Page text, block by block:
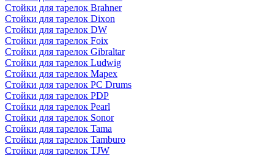
Стойки для тарелок Brahner
Стойки для тарелок Dixon
Стойки для тарелок DW
Стойки для тарелок Foix
Стойки для тарелок Gibraltar
Стойки для тарелок Ludwig
Стойки для тарелок Mapex
Стойки для тарелок PC Drums
Стойки для тарелок PDP
Стойки для тарелок Pearl
Стойки для тарелок Sonor
Стойки для тарелок Tama
Стойки для тарелок Tamburo
Стойки для тарелок TJW